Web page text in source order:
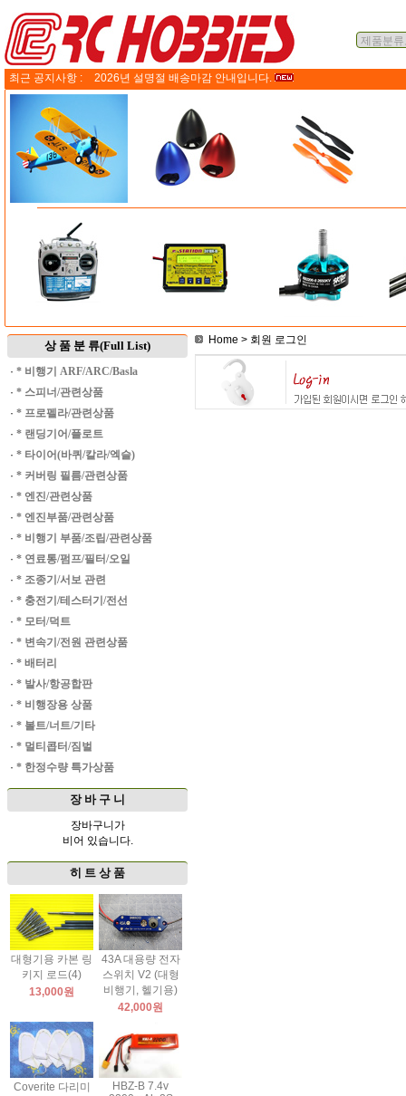
최근 공지사항 : 2026년 설명절 배송마감 안내입니다.
상 품 분 류(Full List)
· * 비행기 ARF/ARC/Basla
· * 스피너/관련상품
· * 프로펠라/관련상품
· * 랜딩기어/플로트
· * 타이어(바퀴/칼라/엑슬)
· * 커버링 필름/관련상품
· * 엔진/관련상품
· * 엔진부품/관련상품
· * 비행기 부품/조립/관련상품
· * 연료통/펌프/필터/오일
· * 조종기/서보 관련
· * 충전기/테스터기/전선
· * 모터/덕트
· * 변속기/전원 관련상품
· * 배터리
· * 발사/항공합판
· * 비행장용 상품
· * 볼트/너트/기타
· * 멀티콥터/짐벌
· * 한정수량 특가상품
장 바 구 니
장바구니가
비어 있습니다.
히 트 상 품
대형기용 카본 링
키지 로드(4)
13,000원
43A 대용량 전자
스위치 V2 (대형
비행기, 헬기용)
42,000원
Coverite 다리미
HBZ-B 7.4v
Home > 회원 로그인